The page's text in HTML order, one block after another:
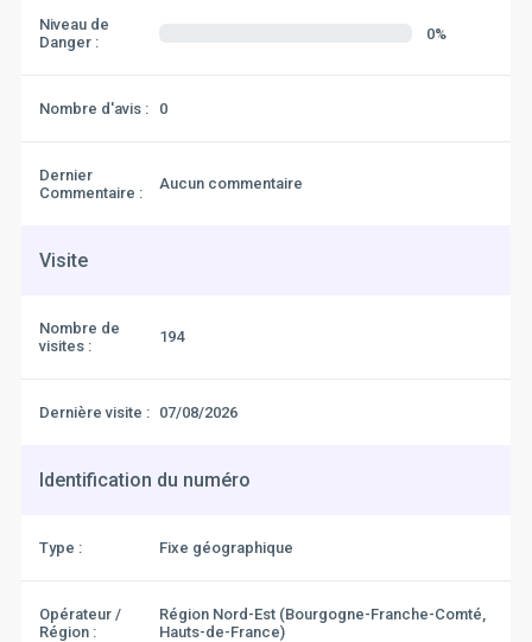
Niveau de
Danger :
0%
Nombre d'avis : 0
Dernier
Commentaire :
Aucun commentaire
Visite
Nombre de
visites :
194
Dernière visite : 07/08/2026
Identification du numéro
Type : Fixe géographique
Opérateur /
Région :
Région Nord-Est (Bourgogne-Franche-Comté,
Hauts-de-France)